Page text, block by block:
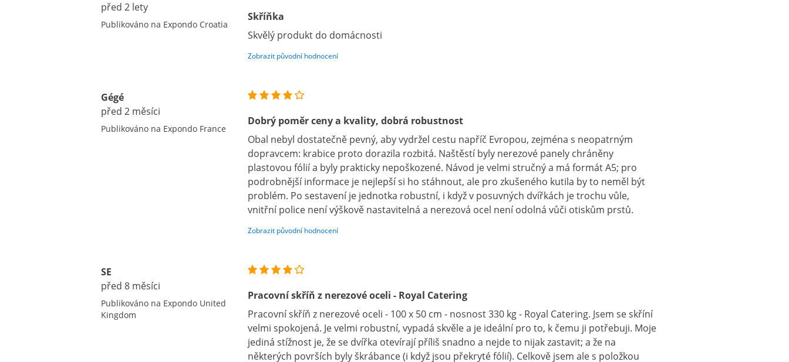
před 2 lety
Publikováno na Expondo Croatia
Skříňka
Skvělý produkt do domácnosti
Zobrazit původní hodnocení
Gégé
před 2 měsíci
Publikováno na Expondo France
Dobrý poměr ceny a kvality, dobrá robustnost
Obal nebyl dostatečně pevný, aby vydržel cestu napříč Evropou, zejména s neopatrným
dopravcem: krabice proto dorazila rozbitá. Naštěstí byly nerezové panely chráněny
plastovou fólií a byly prakticky nepoškozené. Návod je velmi stručný a má formát A5; pro
podrobnější informace je nejlepší si ho stáhnout, ale pro zkušeného kutila by to neměl být
problém. Po sestavení je jednotka robustní, i když v posuvných dvířkách je trochu vůle,
vnitřní police není výškově nastavitelná a nerezová ocel není odolná vůči otiskům prstů.
Zobrazit původní hodnocení
SE
před 8 měsíci
Publikováno na Expondo United
Kingdom
Pracovní skříň z nerezové oceli - Royal Catering
Pracovní skříň z nerezové oceli - 100 x 50 cm - nosnost 330 kg - Royal Catering. Jsem se skříní
velmi spokojená. Je velmi robustní, vypadá skvěle a je ideální pro to, k čemu ji potřebuji. Moje
jediná stížnost je, že se dvířka otevírají příliš snadno a nejde to nijak zastavit; a že na
některých površích byly škrábance (i když jsou překryté fólií). Celkově jsem ale s položkou